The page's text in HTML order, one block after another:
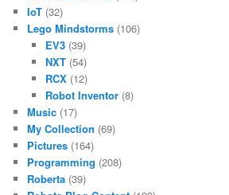
IoT (32)
Lego Mindstorms (106)
EV3(39)
NXT(54)
RCX(12)
Robot Inventor(8)
Music (17)
My Collection (69)
Pictures (164)
Programming (208)
Roberta (39)